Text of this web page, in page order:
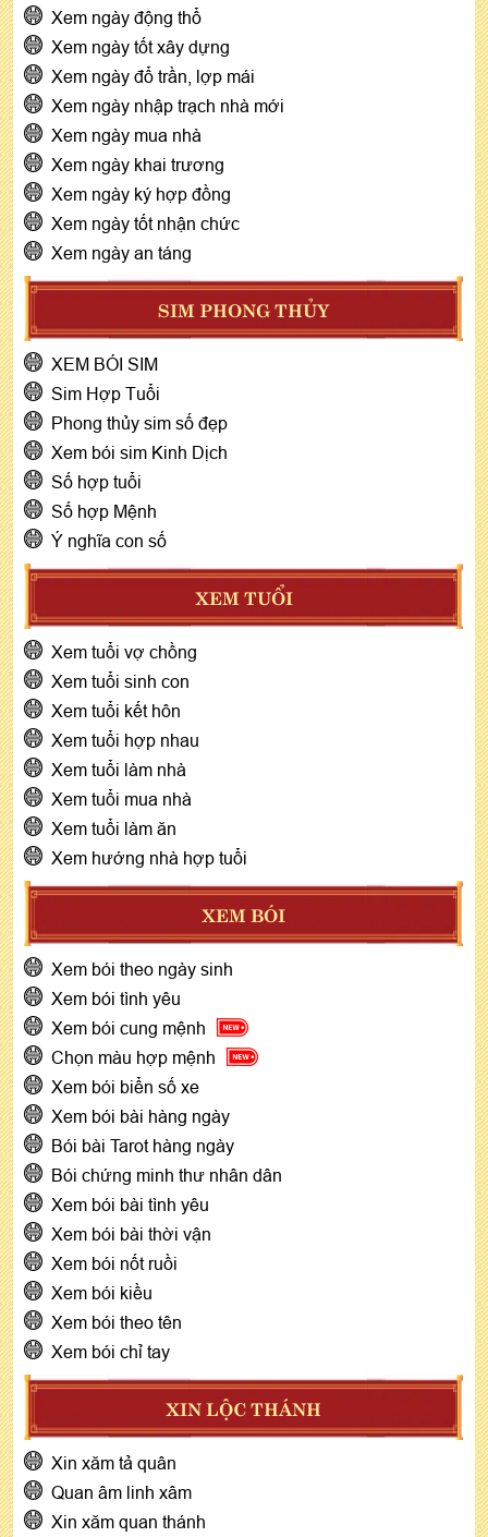
Xem ngày động thổ
Xem ngày tốt xây dựng
Xem ngày đổ trần, lợp mái
Xem ngày nhập trạch nhà mới
Xem ngày mua nhà
Xem ngày khai trương
Xem ngày ký hợp đồng
Xem ngày tốt nhận chức
Xem ngày an táng
SIM PHONG THỦY
XEM BÓI SIM
Sim Hợp Tuổi
Phong thủy sim số đẹp
Xem bói sim Kinh Dịch
Số hợp tuổi
Số hợp Mệnh
Ý nghĩa con số
XEM TUỔI
Xem tuổi vợ chồng
Xem tuổi sinh con
Xem tuổi kết hôn
Xem tuổi hợp nhau
Xem tuổi làm nhà
Xem tuổi mua nhà
Xem tuổi làm ăn
Xem hướng nhà hợp tuổi
XEM BÓI
Xem bói theo ngày sinh
Xem bói tình yêu
Xem bói cung mệnh
Chọn màu hợp mệnh
Xem bói biển số xe
Xem bói bài hàng ngày
Bói bài Tarot hàng ngày
Bói chứng minh thư nhân dân
Xem bói bài tình yêu
Xem bói bài thời vận
Xem bói nốt ruồi
Xem bói kiều
Xem bói theo tên
Xem bói chỉ tay
XIN LỘC THÁNH
Xin xăm tả quân
Quan âm linh xâm
Xin xăm quan thánh